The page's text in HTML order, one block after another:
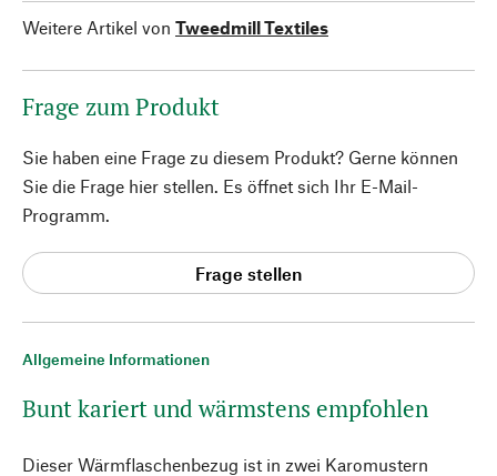
Allgemeine Informationen
Bunt kariert und wärmstens empfohlen
Dieser Wärmflaschenbezug ist in zwei Karomustern
Weitere Artikel von Tweedmill Textiles
Frage zum Produkt
Sie haben eine Frage zu diesem Produkt? Gerne können
Sie die Frage hier stellen. Es öffnet sich Ihr E-Mail-
Programm.
Frage stellen